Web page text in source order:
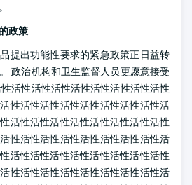
政策
提出功能性要求的紧急政策正日益转
政治机构和卫生监督人员更愿意接受
活性活性活性活性活性活性活性活性
性活性活性活性活性活性活性活性活
活性活性活性活性活性活性活性活性
性活性活性活性活性活性活性活性活
活性活性活性活性活性活性活性活性
性活性活性活性活性活性活性活性活